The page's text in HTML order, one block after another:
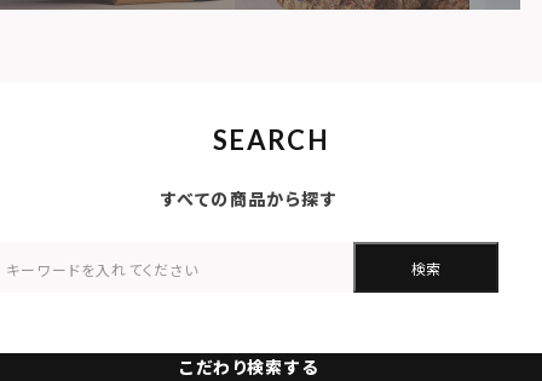
SEARCH
すべての商品から探す
検索
こだわり検索する